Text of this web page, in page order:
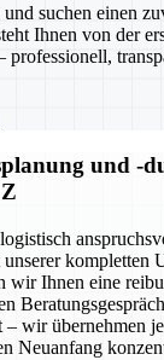
suchen einen
Ihnen von der
professionell,
und -
kompletten
wir Ihnen eine
– wir übernehmen
Neuanfang